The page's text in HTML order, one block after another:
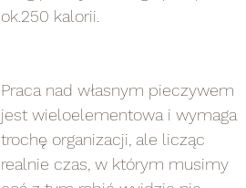
ok.250 kalorii.
Praca nad własnym pieczywem
jest wieloelementowa i wymaga
trochę organizacji, ale licząc
realnie czas, w którym musimy